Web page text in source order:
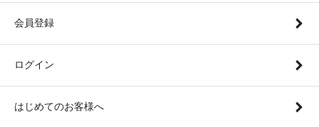
会員登録
ログイン
はじめてのお客様へ